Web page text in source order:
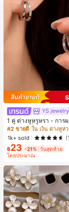
YS jewelry
1 คู่ ต่างหูหรูหรา - การ
วของแฟชั่นและความซั
องชั้น, เหมาะสำหรับสุภ
รียน, ต่างหูทองแดงฝังไ
#2 ขายดี ใน เงิน ต่างหูห่
1k+ sold
฿23 -21% วันสุดท้าย
โดยประมาณ